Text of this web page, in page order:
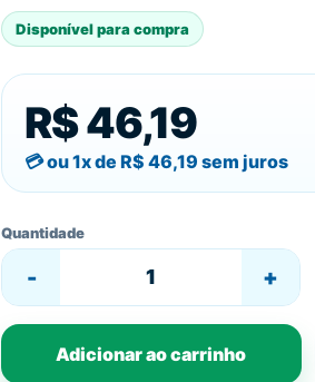
Disponível para compra
R$ 46,19
ou 1x de R$ 46,19 sem juros
Quantidade
- +
Adicionar ao carrinho